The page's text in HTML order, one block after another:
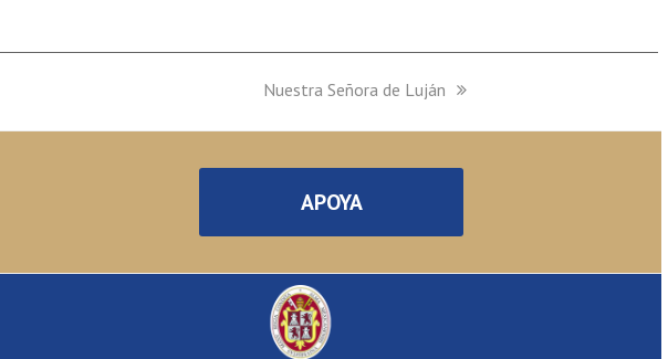
next
Nuestra Señora de Luján
APOYA